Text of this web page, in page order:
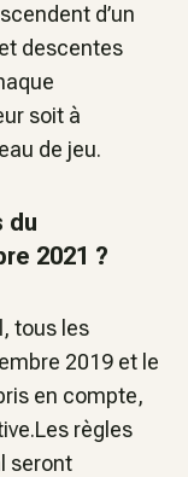
d’un
descentes
soit à
de jeu.
du
2021 ?
tous les
2019 et le
en compte,
règles
seront